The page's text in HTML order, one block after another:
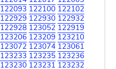
122093 122100 122102
122929 122930 122932
122928 123052 122919
123206 123209 123210
123072 123074 123061
123233 123235 123236
123230 123231 123232